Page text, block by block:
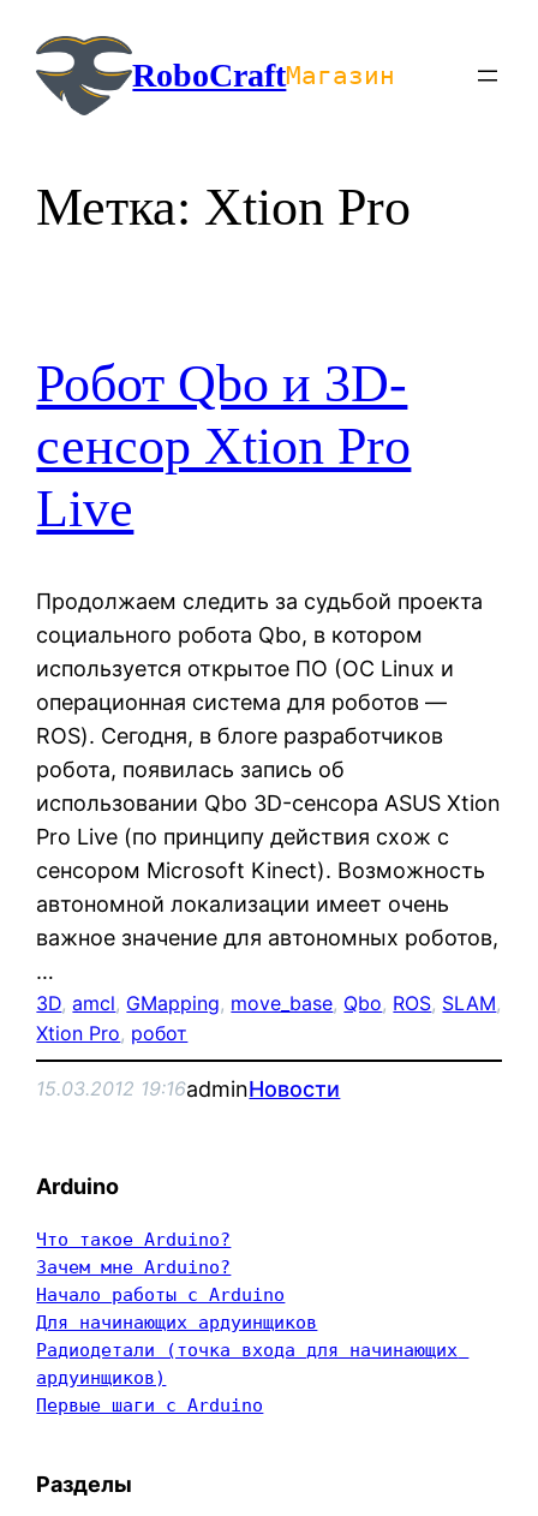
содержимомуRoboCraftМагазин
Метка: Xtion Pro
Робот Qbo и 3D-
сенсор Xtion Pro
Live
Продолжаем следить за судьбой проекта
социального робота Qbo, в котором
используется открытое ПО (ОС Linux и
операционная система для роботов —
ROS). Сегодня, в блоге разработчиков
робота, появилась запись об
использовании Qbo 3D-сенсора ASUS Xtion
Pro Live (по принципу действия схож с
сенсором Microsoft Kinect). Возможность
автономной локализации имеет очень
важное значение для автономных роботов,
…
3D, amcl, GMapping, move_base, Qbo, ROS, SLAM
Xtion Pro, робот
15.03.2012 19:16adminНовости
Arduino
Что такое Arduino?
Зачем мне Arduino?
Начало работы с Arduino
Для начинающих ардуинщиков
Радиодетали (точка входа для начинающих
ардуинщиков)
Первые шаги с Arduino
Разделы